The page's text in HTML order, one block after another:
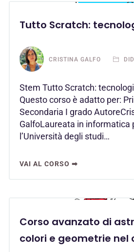
Tutto Scratch:
CRISTINA GALFO
Stem Tutto Scratch:
Questo corso è adatto per:
Secondaria I grado
GalfoLaureata in informatica
l’Università degli studi…
VAI AL CORSO ➡
Corso avanzato di
colori e geometrie nel